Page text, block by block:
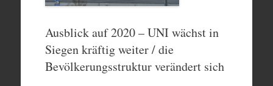
Ausblick auf 2020 – UNI wächst in
Siegen kräftig weiter / die
Bevölkerungsstruktur verändert sich